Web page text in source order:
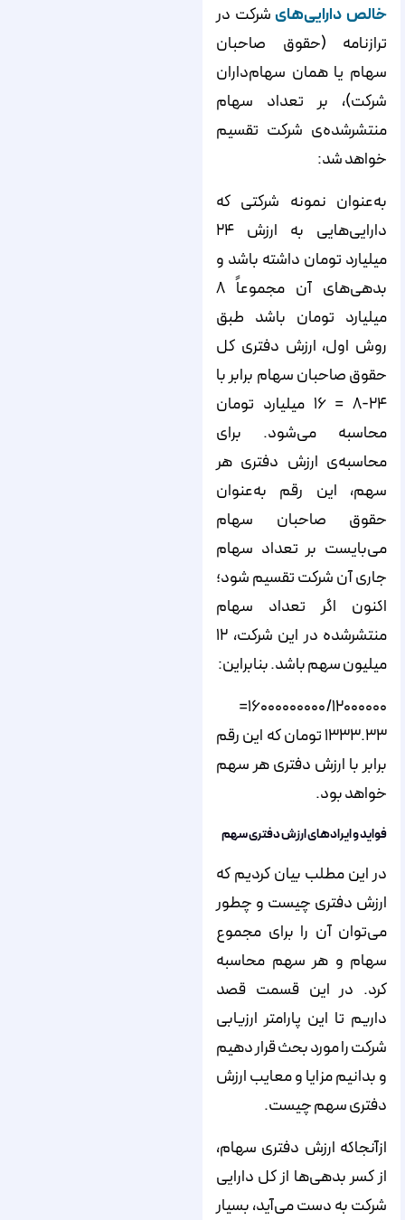
خالص دارایی‌های شرکت در
ترازنامه (حقوق صاحبان
سهام یا همان سهام‌داران
شرکت)، بر تعداد سهام
منتشرشده‌ی شرکت تقسیم
خواهد شد:
به‌عنوان نمونه شرکتی که
دارایی‌هایی به ارزش ۲۴
میلیارد تومان داشته باشد و
بدهی‌های آن مجموعاً ۸
میلیارد تومان باشد طبق
روش اول، ارزش دفتری کل
حقوق صاحبان سهام برابر با
۲۴-۸ = ۱۶ میلیارد تومان
محاسبه می‌شود. برای
محاسبه‌ی ارزش دفتری هر
سهم، این رقم به‌عنوان
حقوق صاحبان سهام
می‌بایست بر تعداد سهام
جاری آن شرکت تقسیم شود؛
اکنون اگر تعداد سهام
منتشرشده در این شرکت، ۱۲
میلیون سهم باشد. بنابراین:
۱۶۰۰۰۰۰۰۰۰۰/۱۲۰۰۰۰۰۰=
۱۳۳۳.۳۳ تومان که این رقم
برابر با ارزش دفتری هر سهم
خواهد بود.
فواید و ایرادهای ارزش دفتری سهم
در این مطلب بیان کردیم که
ارزش دفتری چیست و چطور
می‌توان آن را برای مجموع
سهام و هر سهم محاسبه
کرد. در این قسمت قصد
داریم تا این پارامتر ارزیابی
شرکت را مورد بحث قرار دهیم
و بدانیم مزایا و معایب ارزش
دفتری سهم چیست.
ازآنجاکه ارزش دفتری سهام،
از کسر بدهی‌ها از کل دارایی
شرکت به دست می‌آید، بسیار